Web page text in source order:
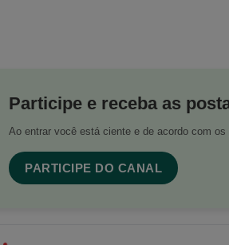
Participe e receba as
Ao entrar você está ciente e de acordo com os
PARTICIPE DO CANAL